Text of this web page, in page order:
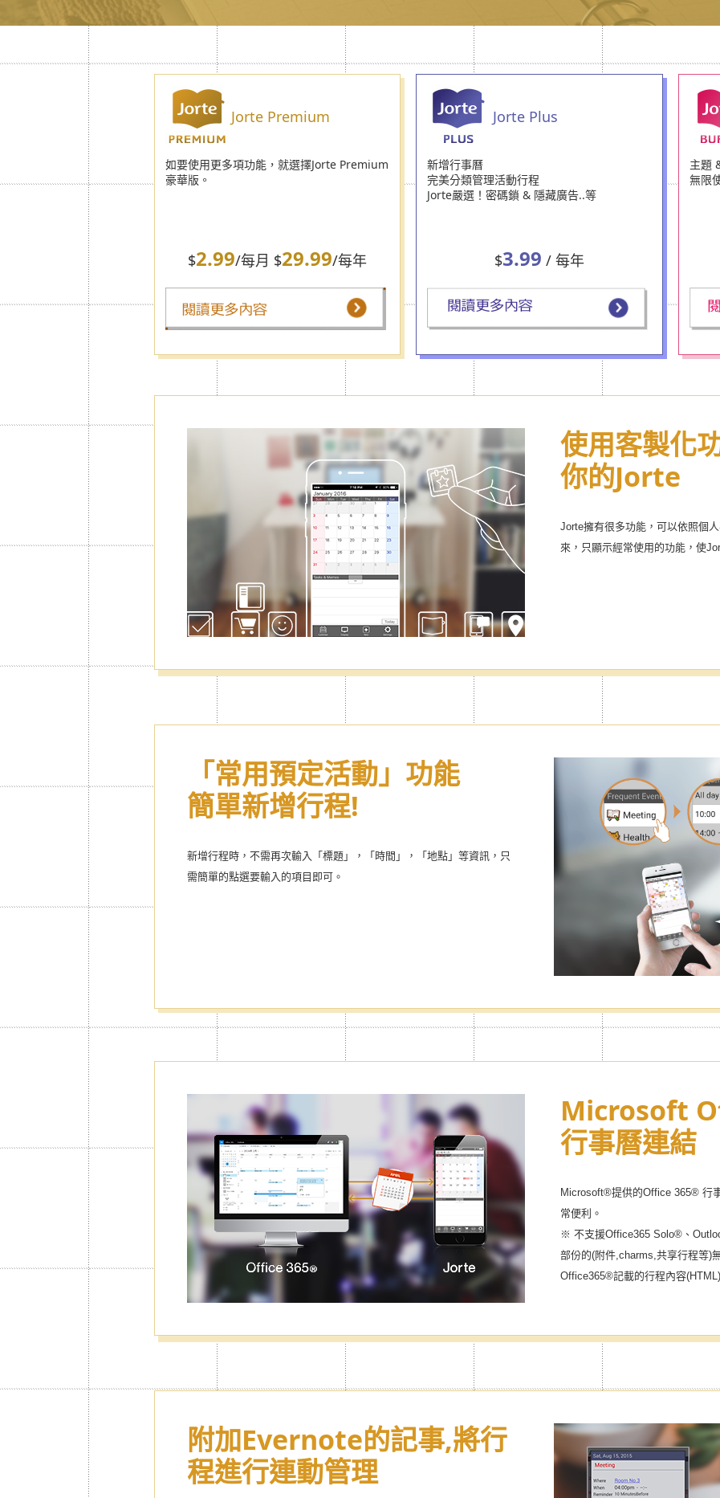
Jorte Premium
如要使用更多項功能，就選擇Jorte Premium
豪華版。
$2.99/每月 $29.99/每年
Jorte Plus
新增行事曆
完美分類管理活動行程
Jorte嚴選！密碼鎖 & 隱藏廣告..等
$3.99 / 每年
主題
無限
使用客製化
你的Jorte
Jorte擁有很多功能，可以依照個
來，只顯示經常使用的功能，使
「常用預定活動」功能
簡單新增行程!
新增行程時，不需再次輸入「標題」，「時間」，「地點」等資訊，只
需簡單的點選要輸入的項目即可。
Microsoft
行事曆連結
Microsoft®提供的Office 365® 行
常便利。
※ 不支援Office365 Solo®、
部份的(附件,charms,共享行程等)
Office365®記載的行程內容
附加Evernote的記事,將行
程進行連動管理
新增行事曆,簡單將個人及
工作分類管理
最多可以增加至100個行事曆，可用於工作、個人和家庭等，也可以與家
人和同事共享行事曆，新建個人行事曆。可簡單切換使用，分門別類管
隱藏廣告
自由自在設定側邊選單的顯示項
密碼鎖 & 私密行事曆
可將特定的行事曆或日記上鎖。也可設定私密模式，保障重要的資訊不
被別人盜用或流失。
無限使用主
製作屬於自
輕輕一按，就打可造屬於自
己Style的行事曆
超人氣卡通,酷酷成熟風主題等，超豐富商品，多樣選擇，有Premium標
識的商品皆可下載喔!